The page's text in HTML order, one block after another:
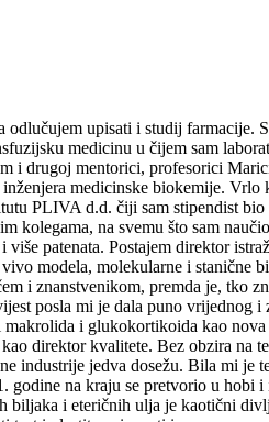
upisati i studij farmacije.
medicinu u čijem sam
i drugoj mentorici, profesorici
medicinske biokemije. Vrlo
PLIVA d.d. čiji sam stipendist
kolegama, na svemu što sam
patenata. Postajem direktor
modela, molekularne i stanične
i znanstvenikom, premda je, tko
posla mi je dala puno vrijednog i
i glukokortikoida kao
direktor kvalitete. Bez obzira na
jedva dosežu. Bila mi je
na kraju se pretvorio u hobi
biljaka i eteričnih ulja je kaotični